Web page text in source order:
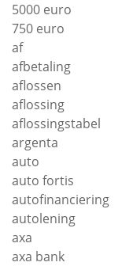
5000 euro
750 euro
af
afbetaling
aflossen
aflossing
aflossingstabel
argenta
auto
auto fortis
autofinanciering
autolening
axa
axa bank